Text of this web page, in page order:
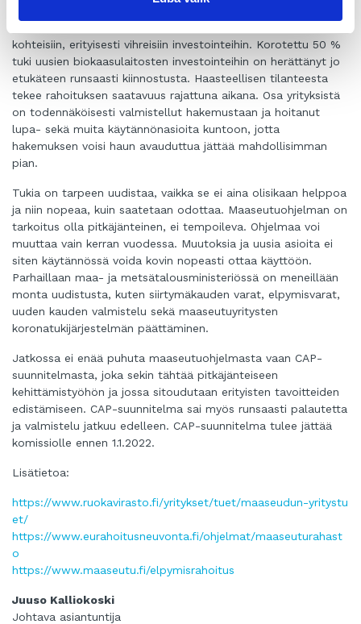
kohteisiin, erityisesti vihreisiin investointeihin. Korotettu 50 %
tuki uusien biokaasulaitosten investointeihin on herättänyt jo
etukäteen runsaasti kiinnostusta. Haasteellisen tilanteesta
tekee rahoituksen saatavuus rajattuna aikana. Osa yrityksistä
on todennäköisesti valmistellut hakemustaan ja hoitanut
lupa- sekä muita käytännönasioita kuntoon, jotta
hakemuksen voisi haun avauduttua jättää mahdollisimman
pian.
Tukia on tarpeen uudistaa, vaikka se ei aina olisikaan helppoa
ja niin nopeaa, kuin saatetaan odottaa. Maaseutuohjelman on
tarkoitus olla pitkäjänteinen, ei tempoileva. Ohjelmaa voi
muuttaa vain kerran vuodessa. Muutoksia ja uusia asioita ei
siten käytännössä voida kovin nopeasti ottaa käyttöön.
Parhaillaan maa- ja metsätalousministeriössä on meneillään
monta uudistusta, kuten siirtymäkauden varat, elpymisvarat,
uuden kauden valmistelu sekä maaseutuyritysten
koronatukijärjestelmän päättäminen.
Jatkossa ei enää puhuta maaseutuohjelmasta vaan CAP-
suunnitelmasta, joka sekin tähtää pitkäjänteiseen
kehittämistyöhön ja jossa sitoudutaan erityisten tavoitteiden
edistämiseen. CAP-suunnitelma sai myös runsaasti palautetta
ja valmistelu jatkuu edelleen. CAP-suunnitelma tulee jättää
komissiolle ennen 1.1.2022.
Lisätietoa:
https://www.ruokavirasto.fi/yritykset/tuet/maaseudun-yritystu
et/
https://www.eurahoitusneuvonta.fi/ohjelmat/maaseuturahast
o
https://www.maaseutu.fi/elpymisrahoitus
Juuso Kalliokoski
Johtava asiantuntija